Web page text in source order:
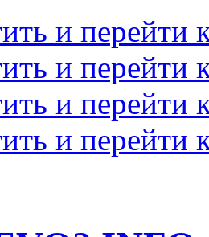
и перейти
и перейти
и перейти
и перейти